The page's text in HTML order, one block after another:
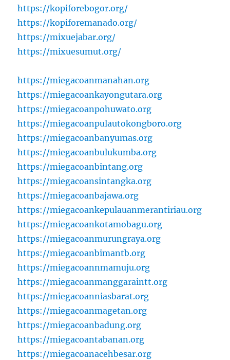
https://kopiforebogor.org/
https://kopiforemanado.org/
https://mixuejabar.org/
https://mixuesumut.org/
https://miegacoanmanahan.org
https://miegacoankayongutara.org
https://miegacoanpohuwato.org
https://miegacoanpulautokongboro.org
https://miegacoanbanyumas.org
https://miegacoanbulukumba.org
https://miegacoanbintang.org
https://miegacoansintangka.org
https://miegacoanbajawa.org
https://miegacoankepulauanmerantiriau.org
https://miegacoankotamobagu.org
https://miegacoanmurungraya.org
https://miegacoanbimantb.org
https://miegacoannmamuju.org
https://miegacoanmanggaraintt.org
https://miegacoanniasbarat.org
https://miegacoanmagetan.org
https://miegacoanbadung.org
https://miegacoantabanan.org
https://miegacoanacehbesar.org